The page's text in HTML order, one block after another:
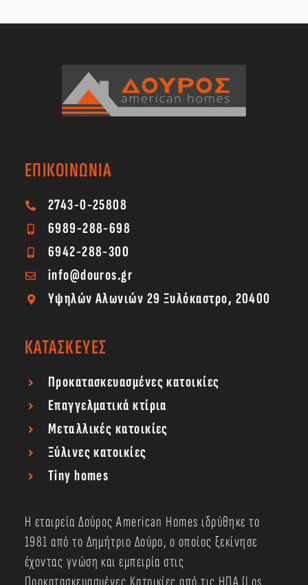
ΕΠΙΚΟΙΝΩΝΙΑ
2743-0-25808
6989-288-698
6942-288-300
info@douros.gr
Υψηλών Αλωνιών 29 Ξυλόκαστρο, 20400
ΚΑΤΑΣΚΕΥΕΣ
Προκατασκευασμένες κατοικίες
Επαγγελματικά κτίρια
Μεταλλικές κατοικίες
Ξύλινες κατοικίες
Tiny homes
Η εταιρεία Δούρος American Homes ιδρύθηκε το
1981 από το Δημήτριο Δούρο, ο οποίος ξεκίνησε
έχοντας γνώση και εμπειρία στις